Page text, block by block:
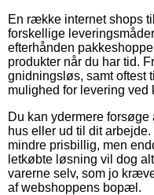
En række internet shops
forskellige
efterhånden
produkter når du har tid.
gnidningsløs, samt oftest
mulighed for levering
Du kan ydermere
hus eller ud til dit
mindre prisbillig, men
letkøbte løsning vil dog
varerne selv, som jo
af webshoppens bopæl.